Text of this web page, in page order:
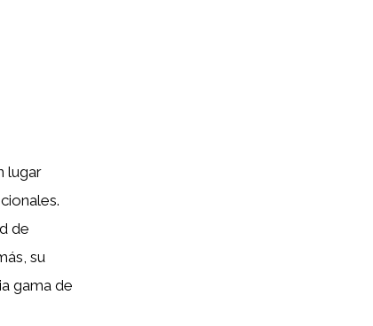
lugar
de
su
gama de